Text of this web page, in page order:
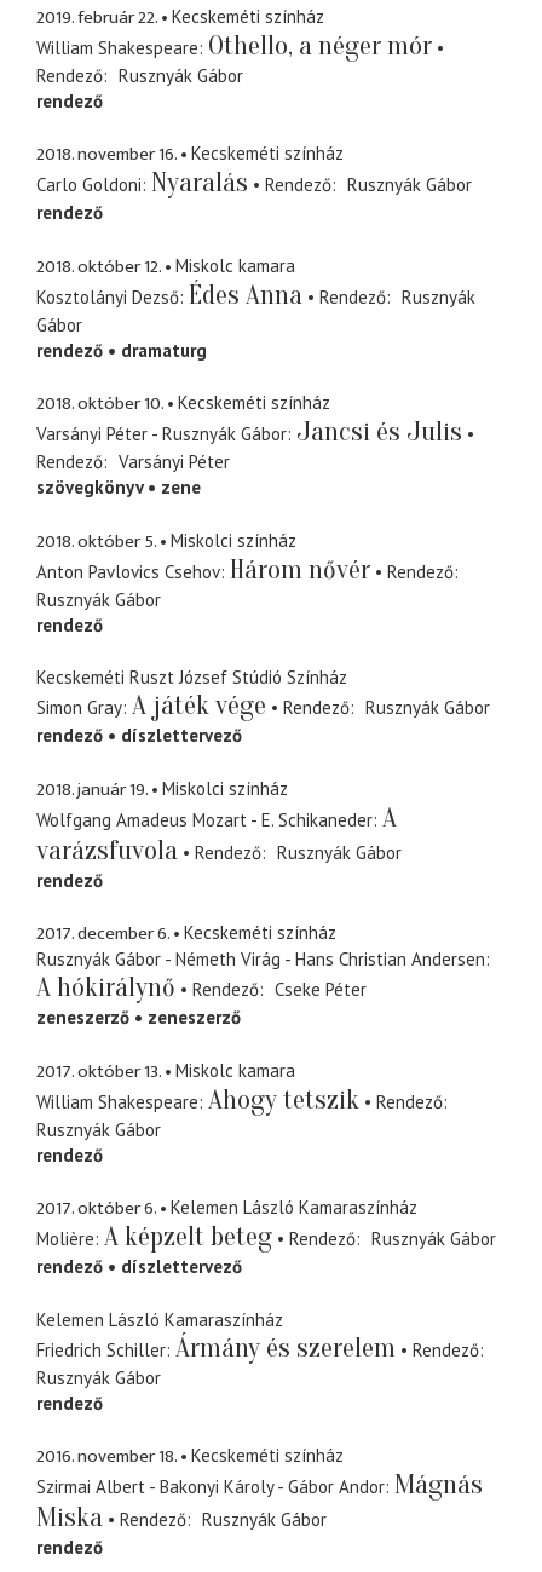
2019. február 22.
Kecskeméti színház
William Shakespeare Othello, a néger mór
Rendező
Rusznyák Gábor
rendező
2018. november 16.
Kecskeméti színház
Carlo Goldoni Nyaralás Rendező
Rusznyák Gábor
rendező
2018. október 12.
Miskolc kamara
Kosztolányi Dezső Édes Anna Rendező
Rusznyák
Gábor
rendező
dramaturg
2018. október 10.
Kecskeméti színház
Varsányi Péter - Rusznyák Gábor Jancsi és Julis
Rendező
Varsányi Péter
szövegkönyv
zene
2018. október 5.
Miskolci színház
Anton Pavlovics Csehov Három nővér
Rendező
Rusznyák Gábor
rendező
Kecskeméti Ruszt József Stúdió Színház
Simon Gray A játék vége Rendező
Rusznyák Gábor
rendező
díszlettervező
2018. január 19.
Miskolci színház
Wolfgang Amadeus Mozart - E. Schikaneder A
varázsfuvola
Rendező
Rusznyák Gábor
rendező
2017. december 6.
Kecskeméti színház
Rusznyák Gábor - Németh Virág - Hans Christian Andersen
A hókirálynő Rendező
Cseke Péter
zeneszerző
zeneszerző
2017. október 13.
Miskolc kamara
William Shakespeare Ahogy tetszik
Rendező
Rusznyák Gábor
rendező
2017. október 6.
Kelemen László Kamaraszínház
Molière A képzelt beteg Rendező
Rusznyák Gábor
rendező
díszlettervező
Kelemen László Kamaraszínház
Friedrich Schiller Ármány és szerelem
Rendező
Rusznyák Gábor
rendező
2016. november 18.
Kecskeméti színház
Szirmai Albert - Bakonyi Károly - Gábor Andor Mágnás
Miska
Rendező
Rusznyák Gábor
rendező